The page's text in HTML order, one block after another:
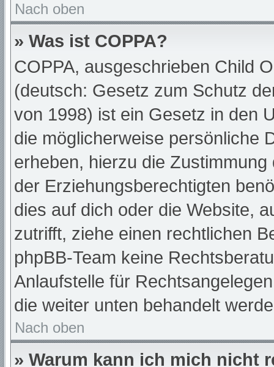
Nach oben
» Was ist COPPA?
COPPA, ausgeschrieben Child
(deutsch: Gesetz zum Schutz
von 1998) ist ein Gesetz in den
die möglicherweise persönliche
erheben, hierzu die
der Erziehungsberechtigten
dies auf dich oder die Website,
zutrifft, ziehe einen rechtlichen
phpBB-Team keine
Anlaufstelle für
die weiter unten behandelt
Nach oben
» Warum kann ich mich nicht